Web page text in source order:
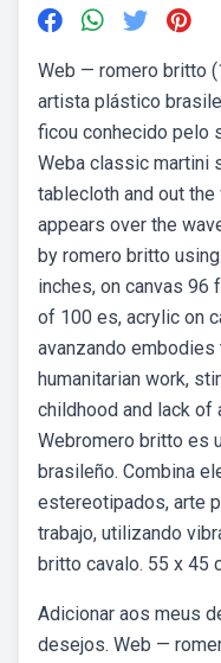
Web — romero britto
artista plástico
ficou conhecido pelo
Weba classic martini
tablecloth and out
appears over the
by romero britto
inches, on canvas 96
of 100 es, acrylic on
avanzando embodies
humanitarian work,
childhood and lack
Webromero britto es
brasileño. Combina
estereotipados, arte
trabajo, utilizando
britto cavalo. 55 x 45
Adicionar aos meus
desejos. Web —